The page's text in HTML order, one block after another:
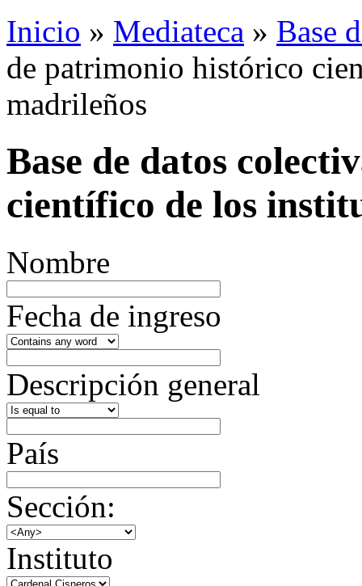
Inicio » Mediateca » Base
de patrimonio histórico
madrileños
Base de datos
científico de los
Nombre
Fecha de ingreso
Descripción general
País
Sección:
Instituto